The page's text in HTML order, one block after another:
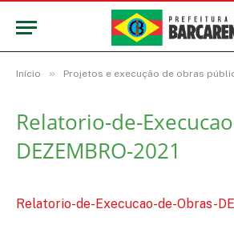
Início » Projetos e execução de obras
Relatorio-de-
DEZEMBRO-2021
Relatorio-de-Execucao-de-Obras-